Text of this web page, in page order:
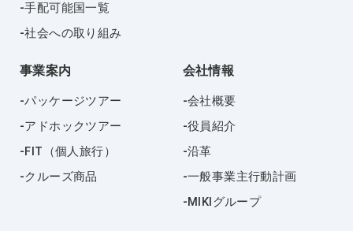
手配可能国一覧
社会への取り組み
事業案内
パッケージツアー
アドホックツアー
FIT（個人旅行）
クルーズ商品
会社情報
会社概要
役員紹介
沿革
一般事業主行動計画
MIKIグループ